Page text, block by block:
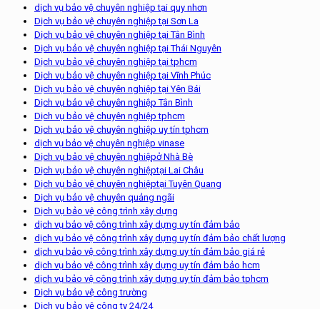
dịch vụ bảo vệ chuyên nghiệp tại quy nhơn
Dịch vụ bảo vệ chuyên nghiệp tại Sơn La
Dịch vụ bảo vệ chuyên nghiệp tại Tân Bình
Dịch vụ bảo vệ chuyên nghiệp tại Thái Nguyên
Dịch vụ bảo vệ chuyên nghiệp tại tphcm
Dịch vụ bảo vệ chuyên nghiệp tại Vĩnh Phúc
Dịch vụ bảo vệ chuyên nghiệp tại Yên Bái
Dịch vụ bảo vệ chuyên nghiệp Tân Bình
Dịch vụ bảo vệ chuyên nghiệp tphcm
Dịch vụ bảo vệ chuyên nghiệp uy tín tphcm
dịch vụ bảo vệ chuyên nghiệp vinase
Dịch vụ bảo vệ chuyên nghiệpở Nhà Bè
Dịch vụ bảo vệ chuyên nghiệptại Lai Châu
Dịch vụ bảo vệ chuyên nghiệptại Tuyên Quang
Dịch vụ bảo vệ chuyên quảng ngãi
Dịch vụ bảo vệ công trình xây dựng
dịch vụ bảo vệ công trình xây dựng uy tín đảm bảo
dịch vụ bảo vệ công trình xây dựng uy tín đảm bảo chất lượng
dịch vụ bảo vệ công trình xây dựng uy tín đảm bảo giá rẻ
dịch vụ bảo vệ công trình xây dựng uy tín đảm bảo hcm
dịch vụ bảo vệ công trình xây dựng uy tín đảm bảo tphcm
Dịch vụ bảo vệ công trường
Dịch vụ bảo vệ công ty 24/24